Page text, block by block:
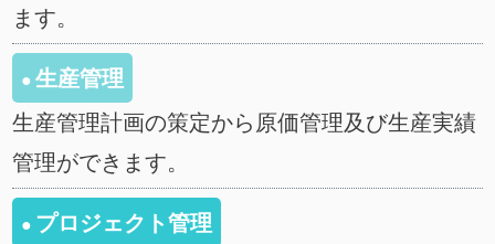
ます。
生産管理
生産管理計画の策定から原価管理及び生産実績
管理ができます。
プロジェクト管理